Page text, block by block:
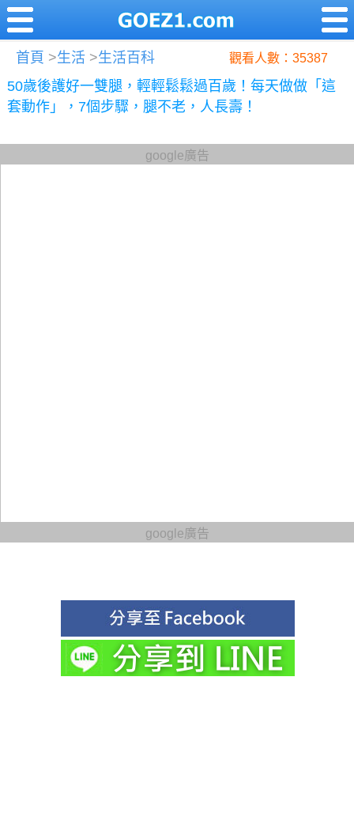
首頁 >生活 >生活百科 觀看人數：35387
50歲後護好一雙腿，輕輕鬆鬆過百歲！每天做做「這
套動作」，7個步驟，腿不老，人長壽！
google廣告
google廣告